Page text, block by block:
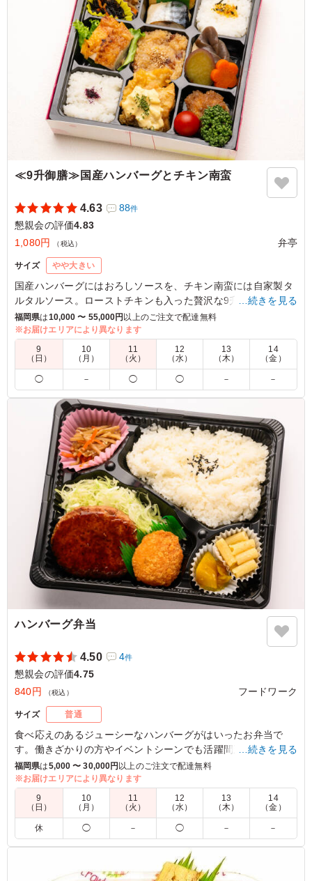
や だし巻き全般において 味付けもgood！ また町内会のイ
ベントでリピしようと思っています。
ご利用シーン：懇親会›懇親会
福岡県福岡市東区和白東2026/05/23
≪9升御膳≫国産ハンバーグとチキン南蛮
4.63 88件
懇親会の評価4.83
1,080円
（税込） 弁亭
サイズ やや大きい
国産ハンバーグにはおろしソースを、チキン南蛮には自家製タ
ルタルソース。ローストチキンも入った贅沢な9升弁当です。
※当店のだし巻きはザラメを使用していますので焦げが混入し
ていますが品質上問題ございません。
5.0 和白東1-4 町内会
ローストビーフとエビフライ同様 こちらも大好評！ ハン
バーグ とても柔らかい、チキン南蛮 タルタルソース、ロ
ーストチキン も それぞれ 味付けがよく、煮物も美味しか
ったです。和洋折衷で 色々と楽しめて好評でした。 また
次回の町内会のイベントでリピしようと思っています。
ご利用シーン：懇親会› 懇親会
福岡県福岡市東区和白東2026/05/23
…続きを見る
福岡県は10,000 〜 55,000円 以上のご注文で配達無料
※お届けエリアにより異なります
9
（日）
10
（月）
11
（火）
12
（水）
13
（木）
14
（金）
◯ － ◯ ◯ － －
ハンバーグ弁当
4.50 4件
懇親会の評価4.75
840円
（税込） フードワーク
サイズ 普通
食べ応えのあるジューシーなハンバーグがはいったお弁当で
す。働きざかりの方やイベントシーンでも活躍間違いなし！ご
飯増量も対応中！
4.5 アットホームワーク
フードワークさんのハンバーグお弁当を懇親会用に用意し
ましたが、見た目の彩りもよく、ボリュームもあって参加
者から大変好評でした。味付けもちょうどよく、とてもバ
ランスの取れた内容で、どの年代の方にも喜ばれました。
準備もスムーズで安心感がありました。
…続きを見る
福岡県は5,000 〜 30,000円以上のご注文で配達無料
※お届けエリアにより異なります
9
（日）
10
（月）
11
（火）
12
（水）
13
（木）
14
（金）
休 ◯ － ◯ － －